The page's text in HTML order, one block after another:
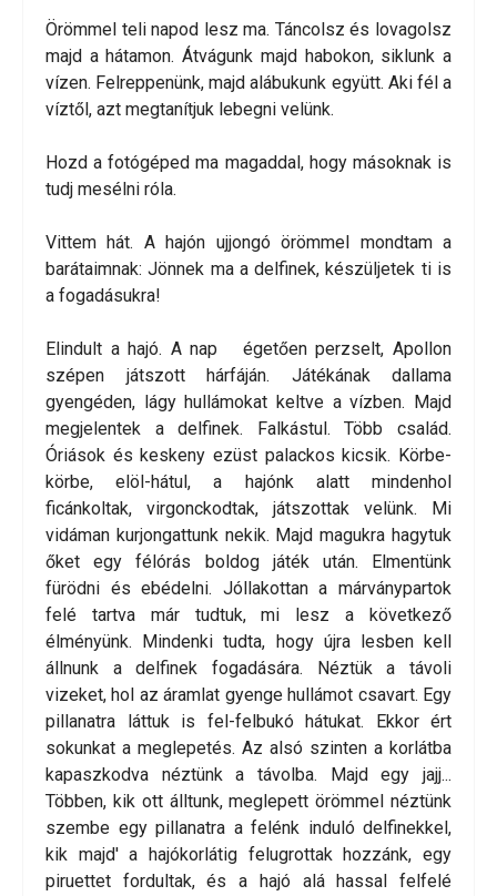
Örömmel teli napod lesz ma. Táncolsz és lovagolsz
majd a hátamon. Átvágunk majd habokon, siklunk a
vízen. Felreppenünk, majd alábukunk együtt. Aki fél a
víztől, azt megtanítjuk lebegni velünk.
Hozd a fotógéped ma magaddal, hogy másoknak is
tudj mesélni róla.
Vittem hát. A hajón ujjongó örömmel mondtam a
barátaimnak: Jönnek ma a delfinek, készüljetek ti is
a fogadásukra!
Elindult a hajó. A nap égetően perzselt, Apollon
szépen játszott hárfáján. Játékának dallama
gyengéden, lágy hullámokat keltve a vízben. Majd
megjelentek a delfinek. Falkástul. Több család.
Óriások és keskeny ezüst palackos kicsik. Körbe-
körbe, elöl-hátul, a hajónk alatt mindenhol
ficánkoltak, virgonckodtak, játszottak velünk. Mi
vidáman kurjongattunk nekik. Majd magukra hagytuk
őket egy félórás boldog játék után. Elmentünk
fürödni és ebédelni. Jóllakottan a márványpartok
felé tartva már tudtuk, mi lesz a következő
élményünk. Mindenki tudta, hogy újra lesben kell
állnunk a delfinek fogadására. Néztük a távoli
vizeket, hol az áramlat gyenge hullámot csavart. Egy
pillanatra láttuk is fel-felbukó hátukat. Ekkor ért
sokunkat a meglepetés. Az alsó szinten a korlátba
kapaszkodva néztünk a távolba. Majd egy jajj...
Többen, kik ott álltunk, meglepett örömmel néztünk
szembe egy pillanatra a felénk induló delfinekkel,
kik majd' a hajókorlátig felugrottak hozzánk, egy
piruettet fordultak, és a hajó alá hassal felfelé